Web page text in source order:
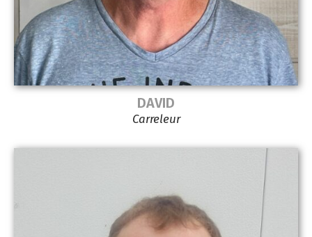
DAVID
Carreleur